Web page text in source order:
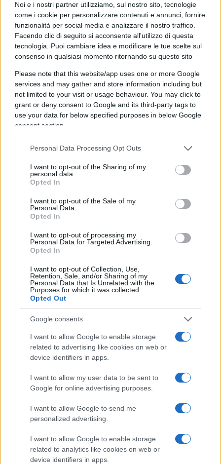
Noi e i nostri partner utilizziamo, sul nostro sito, tecnologie
come i cookie per personalizzare contenuti e annunci, fornire
funzionalità per social media e analizzare il nostro traffico.
Facendo clic di seguito si acconsente all'utilizzo di questa
tecnologia. Puoi cambiare idea e modificare le tue scelte sul
consenso in qualsiasi momento ritornando su questo sito
Please note that this website/app uses one or more Google
services and may gather and store information including but
not limited to your visit or usage behaviour. You may click to
grant or deny consent to Google and its third-party tags to
use your data for below specified purposes in below Google
consent section.
Personal Data Processing Opt Outs
I want to opt-out of the Sharing of my
personal data.
Opted In
I want to opt-out of the Sale of my
Personal Data.
Opted In
I want to opt-out of processing my
Personal Data for Targeted Advertising.
Opted In
I want to opt-out of Collection, Use,
Retention, Sale, and/or Sharing of my
Personal Data that Is Unrelated with the
Purposes for which it was collected.
Opted Out
Google consents
I want to allow Google to enable storage
related to advertising like cookies on web or
device identifiers in apps.
I want to allow my user data to be sent to
Google for online advertising purposes.
I want to allow Google to send me
personalized advertising.
I want to allow Google to enable storage
related to analytics like cookies on web or
device identifiers in apps.
poche migliaia di persone, un numero
insignificante rispetto all’intera umanità.
responsabilità non può appartenere alla cultura
giuridica di un Paese civile, è altrettanto vero che,
quando una parte in conflitto dica apertamente di
volerannientare il nemico in nome del suo Dio
e siano moltissimi nel mondo a condividere tali
motivazioni, è del tutto inutile parlare ancora di
meno delle diverse statualità.
Ciò che maggiormente preoccupa di questa
guerra è proprio quello che sentiamo dire nei
assolutamente condiviso da un numero
considerevole di sostenitori nelle piazze di tutto il
mondo. Non v’è mistero alcuno: vogliono la
Guerra Santa sopra ogni altra rivendicazione
Diffusione delle informazioni
Vi è un altro elemento da non perdere di vista.
Fino agli ultimi conflitti mondiali in senso stretto,
la guerra la facevano letruppe contrapposte
con un limitato apporto combattente di
formazioni paramilitari composti dalla resistenza
locale. Anche aggiungendo ai belligeranti la
comunque assimilabili alle forze armate vere e
proprie, il parere, il sentimento, le reazioni delle